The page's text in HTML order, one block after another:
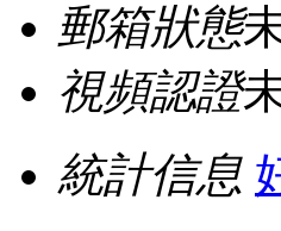
郵箱狀態
視頻認證
統計信息